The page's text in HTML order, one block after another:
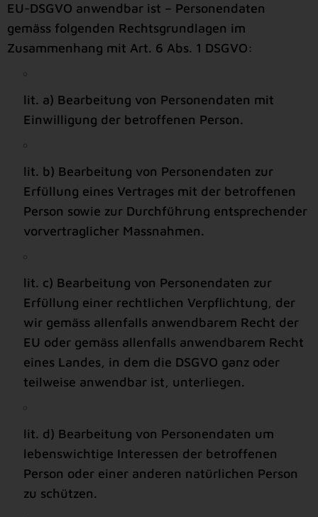
EU-DSGVO anwendbar ist – Personendaten
gemäss folgenden Rechtsgrundlagen im
Zusammenhang mit Art. 6 Abs. 1 DSGVO:
lit. a) Bearbeitung von Personendaten mit
Einwilligung der betroffenen Person.
lit. b) Bearbeitung von Personendaten zur
Erfüllung eines Vertrages mit der betroffenen
Person sowie zur Durchführung entsprechender
vorvertraglicher Massnahmen.
lit. c) Bearbeitung von Personendaten zur
Erfüllung einer rechtlichen Verpflichtung, der
wir gemäss allenfalls anwendbarem Recht der
EU oder gemäss allenfalls anwendbarem Recht
eines Landes, in dem die DSGVO ganz oder
teilweise anwendbar ist, unterliegen.
lit. d) Bearbeitung von Personendaten um
lebenswichtige Interessen der betroffenen
Person oder einer anderen natürlichen Person
zu schützen.